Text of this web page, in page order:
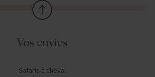
Vos envies
Safaris à cheval